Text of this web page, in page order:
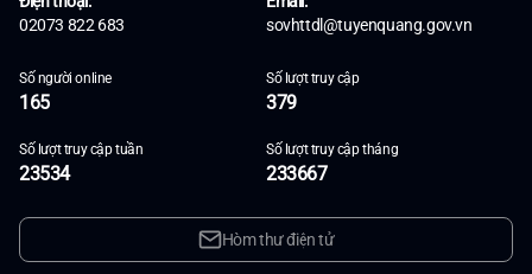
02073 822 683
sovhttdl@tuyenquang.gov.vn
Số người online
165
Số lượt truy cập
379
Số lượt truy cập tuần
23534
Số lượt truy cập tháng
233667
Hòm thư điện tử